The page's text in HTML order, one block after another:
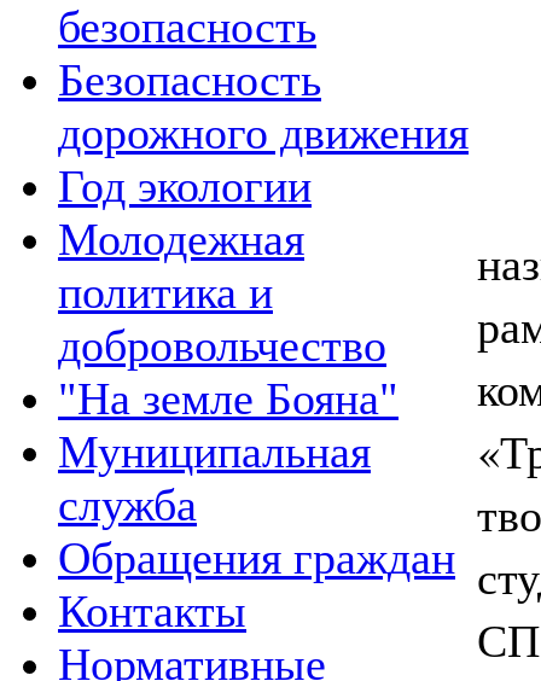
безопасность
Безопасность
дорожного движения
Год экологии
Молодежная
политика и
добровольчество
"На земле Бояна"
Муниципальная
служба
Обращения граждан
Контакты
Нормативные